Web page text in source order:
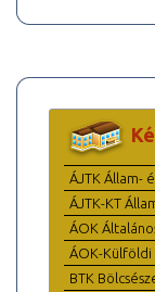
ÁJTK Állam-
ÁJTK-KT
ÁOK
ÁOK-Külföldi
BTK